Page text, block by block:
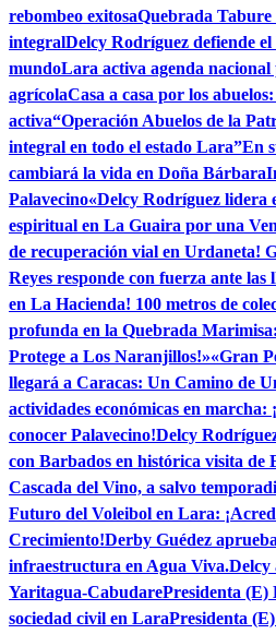
rebombeo exitosaQuebrada Tabure
integralDelcy Rodríguez defiende
mundoLara activa agenda
agrícolaCasa a casa por los
activa“Operación Abuelos de la
integral en todo el estado Lara”En
cambiará la vida en Doña Bárbara
Palavecino«Delcy Rodríguez lidera
espiritual en La Guaira por una
de recuperación vial en Urdaneta!
Reyes responde con fuerza ante las
en La Hacienda! 100 metros de
profunda en la Quebrada
Protege a Los Naranjillos!»«Gran
llegará a Caracas: Un Camino de
actividades económicas en marcha:
conocer Palavecino!Delcy
con Barbados en histórica visita de
Cascada del Vino, a salvo
Futuro del Voleibol en Lara:
Crecimiento!Derby Guédez
infraestructura en Agua Viva.Delcy
Yaritagua-CabudarePresidenta (E)
sociedad civil en LaraPresidenta